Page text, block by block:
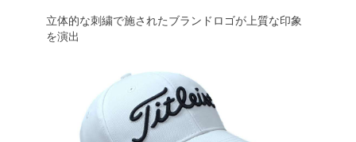
立体的な刺繍で施されたブランドロゴが上質な印象
を演出